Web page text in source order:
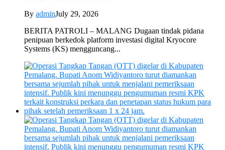
By adminJuly 29, 2026
BERITA PATROLI – MALANG Dugaan tindak pidana
penipuan berkedok platform investasi digital Kryocore
Systems (KS) mengguncang...